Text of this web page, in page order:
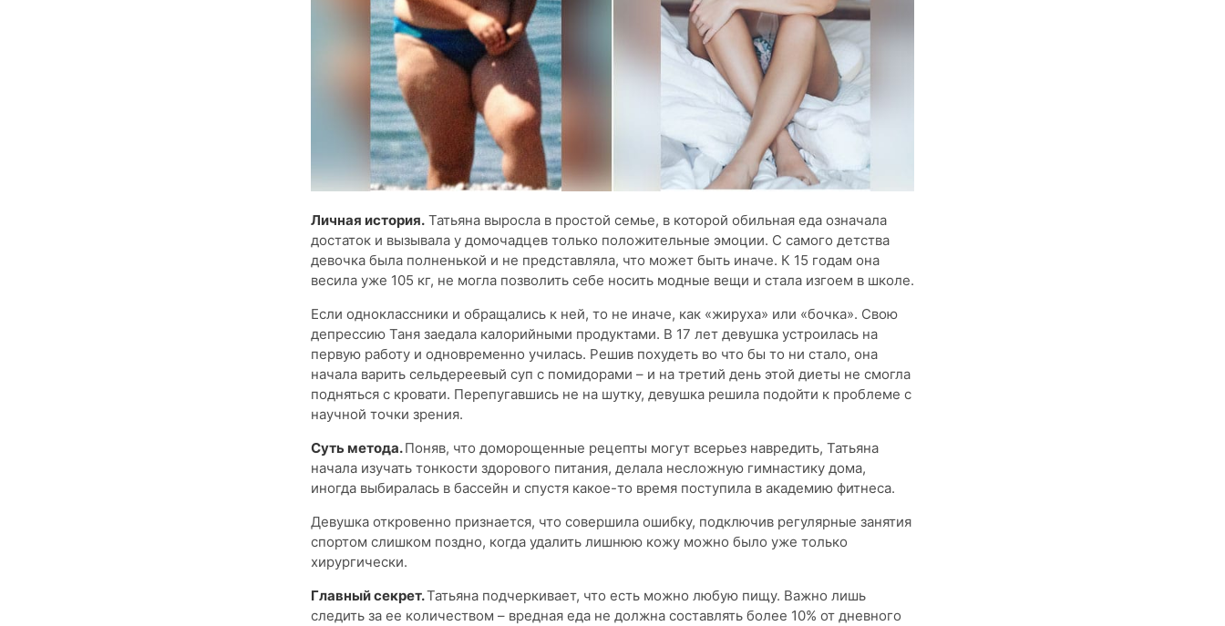
Личная история.Татьяна выросла в простой семье, в которой обильная еда означала
достаток и вызывала у домочадцев только положительные эмоции. С самого детства
девочка была полненькой и не представляла, что может быть иначе. К 15 годам она
весила уже 105 кг, не могла позволить себе носить модные вещи и стала изгоем в школе.
Если одноклассники и обращались к ней, то не иначе, как «жируха» или «бочка». Свою
депрессию Таня заедала калорийными продуктами. В 17 лет девушка устроилась на
первую работу и одновременно училась. Решив похудеть во что бы то ни стало, она
начала варить сельдереевый суп с помидорами – и на третий день этой диеты не смогла
подняться с кровати. Перепугавшись не на шутку, девушка решила подойти к проблеме с
научной точки зрения.
Суть метода.Поняв, что доморощенные рецепты могут всерьез навредить, Татьяна
начала изучать тонкости здорового питания, делала несложную гимнастику дома,
иногда выбиралась в бассейн и спустя какое-то время поступила в академию фитнеса.
Девушка откровенно признается, что совершила ошибку, подключив регулярные занятия
спортом слишком поздно, когда удалить лишнюю кожу можно было уже только
хирургически.
Главный секрет.Татьяна подчеркивает, что есть можно любую пищу. Важно лишь
следить за ее количеством – вредная еда не должна составлять более 10% от дневного